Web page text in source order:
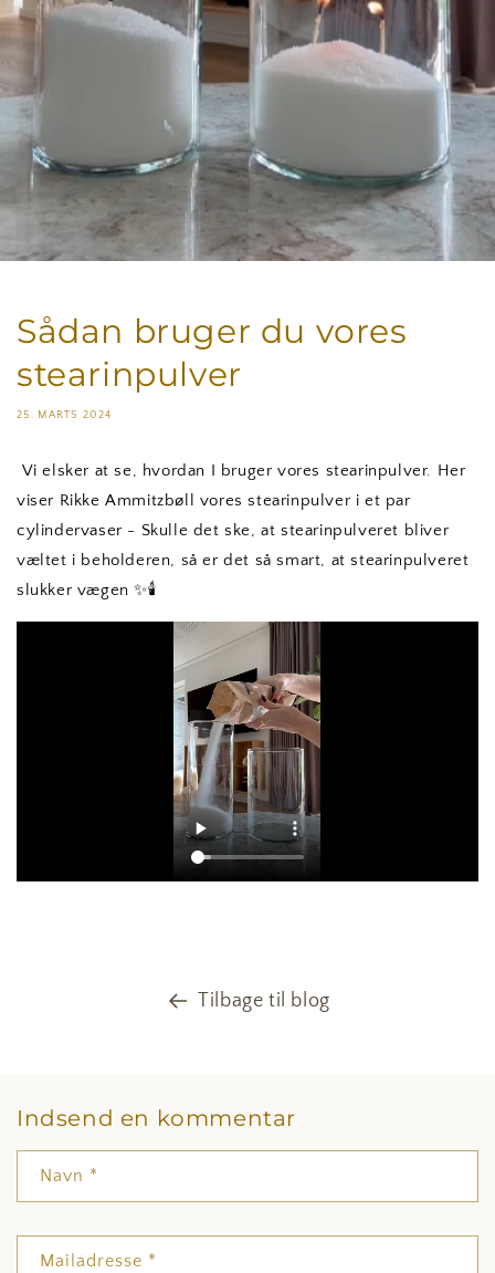
Sådan bruger du vores
stearinpulver
25. MARTS 2024
Vi elsker at se, hvordan I bruger vores stearinpulver. Her
viser Rikke Ammitzbøll vores stearinpulver i et par
cylindervaser - Skulle det ske, at stearinpulveret bliver
væltet i beholderen, så er det så smart, at stearinpulveret
slukker vægen ✨🕯
Tilbage til blog
Indsend en kommentar
Navn *
Mailadresse *